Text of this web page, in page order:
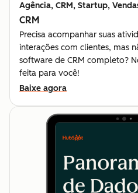
Agência, CRM, Startup,
CRM
Precisa acompanhar suas
interações com clientes, mas
software de CRM completo?
feita para você!
Baixe agora